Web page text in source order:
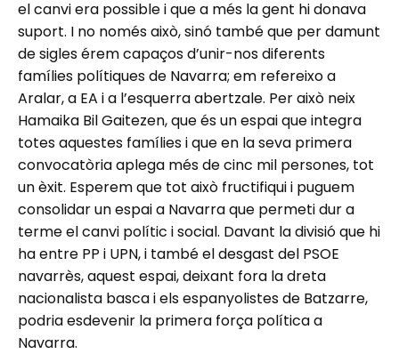
el canvi era possible i que a més la gent hi donava
suport. I no només això, sinó també que per damunt
de sigles érem capaços d’unir-nos diferents
famílies polítiques de Navarra; em refereixo a
Aralar, a EA i a l’esquerra abertzale. Per això neix
Hamaika Bil Gaitezen, que és un espai que integra
totes aquestes famílies i que en la seva primera
convocatòria aplega més de cinc mil persones, tot
un èxit. Esperem que tot això fructifiqui i puguem
consolidar un espai a Navarra que permeti dur a
terme el canvi polític i social. Davant la divisió que hi
ha entre PP i UPN, i també el desgast del PSOE
navarrès, aquest espai, deixant fora la dreta
nacionalista basca i els espanyolistes de Batzarre,
podria esdevenir la primera força política a
Navarra.